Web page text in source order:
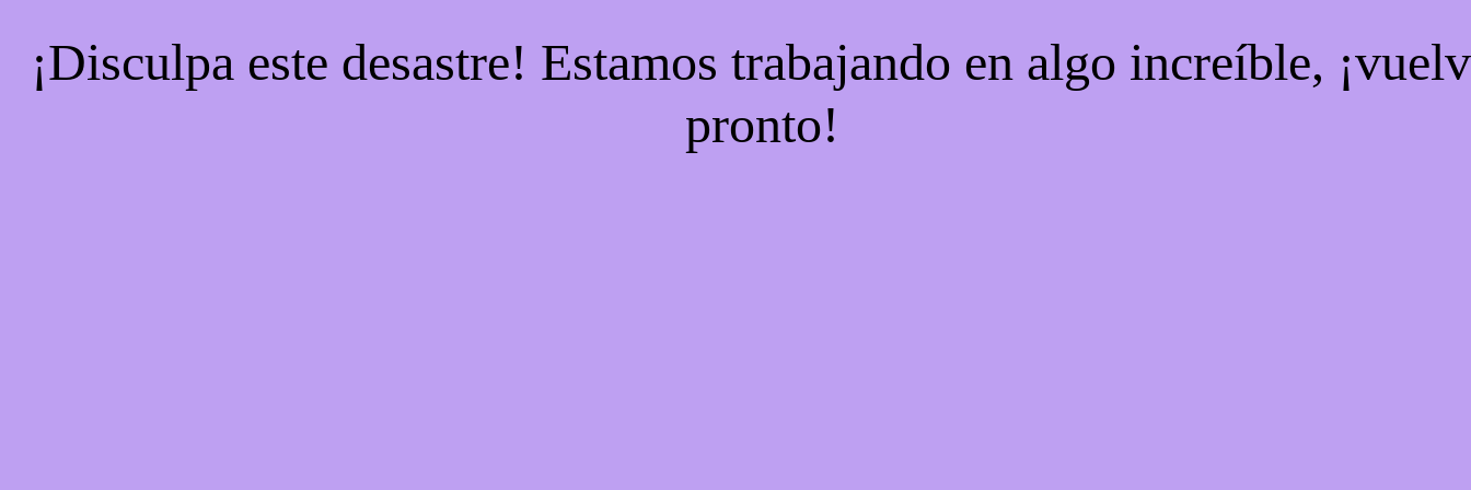
¡Disculpa este desastre! Estamos trabajando en algo increíble,
pronto!